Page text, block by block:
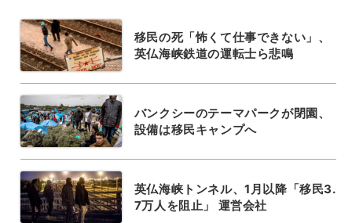
移民の死「怖くて仕事できない」、
英仏海峡鉄道の運転士ら悲鳴
バンクシーのテーマパークが閉園、
設備は移民キャンプへ
英仏海峡トンネル、1月以降「移民3.
7万人を阻止」 運営会社